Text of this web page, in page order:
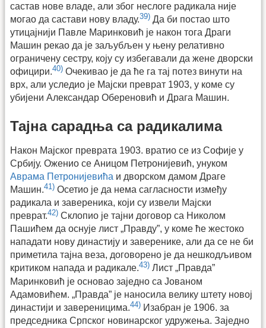
састав нове владе, али због неслоге радикала није
могао да састави нову владу.39) Да би постао што
утицајнији Павле Маринковић је након тога Драги
Машин рекао да је заљубљен у њену релативно
ограничену сестру, коју су избегавали да жене дворски
официри.40) Очекивао је да ће га тај потез винути на
врх, али уследио је Мајски преврат 1903, у коме су
убијени Александар Обереновић и Драга Машин.
Тајна сарадња са радикалима
Након Мајског преврата 1903. вратио се из Софије у
Србију. Оженио се Аницом Петронијевић, унуком
Аврама Петронијевића и дворском дамом Драге
Машин.41) Осетио је да нема сагласности између
радикала и завереника, који су извели Мајски
преврат.42) Склопио је тајни договор са Николом
Пашићем да оснује лист „Правду”, у коме ће жестоко
нападати нову династију и заверенике, али да се не би
приметила тајна веза, договорено је да нешкодљивом
критиком напада и радикале.43) Лист „Правда”
Маринковић је основао заједно са Јованом
Адамовићем. „Правда” је наносила велику штету новој
династији и завереницима.44) Изабран је 1906. за
председника Српског новинарског удружења. Заједно